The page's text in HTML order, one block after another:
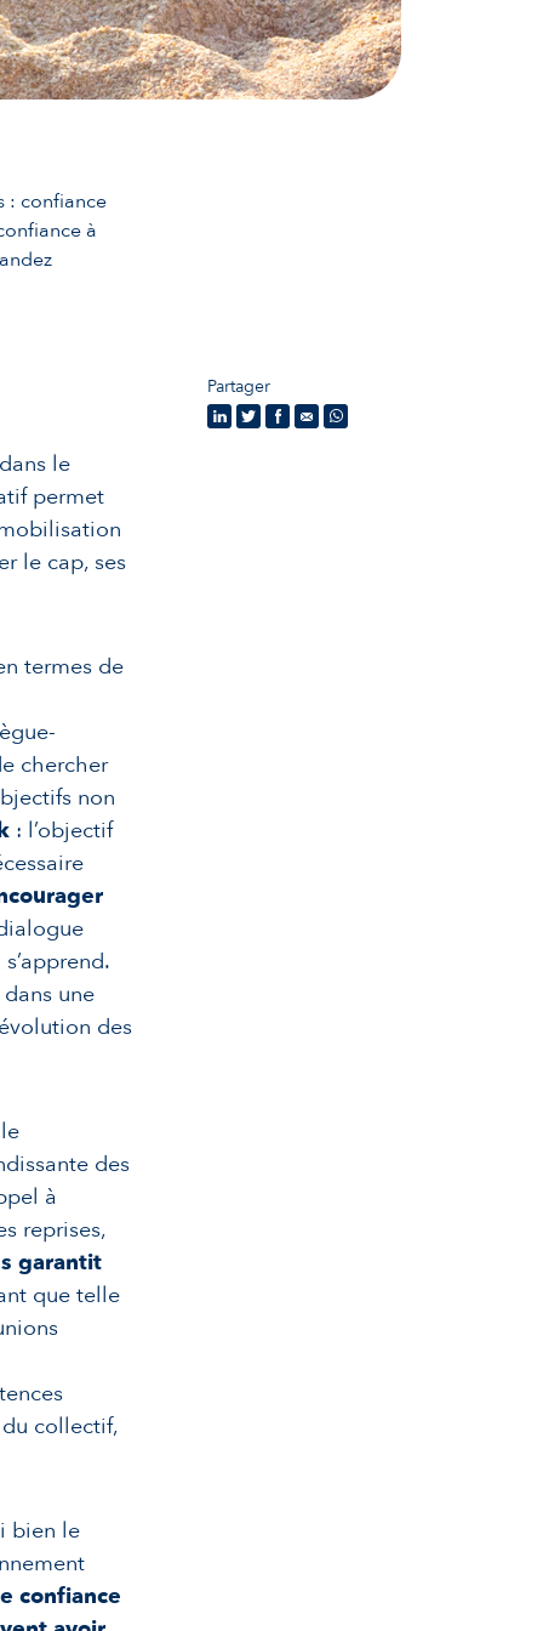
: confiance
à
le
permet
le cap, ses
termes de
chercher
non
: l’objectif
une
des
des
à
reprises,
garantit
que telle
collectif,
bien le
confiance
Partager